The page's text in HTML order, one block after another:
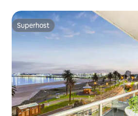
Superhost
Superhost